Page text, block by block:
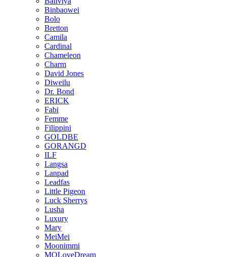
Binbaowei
Bolo
Bretton
Camila
Cardinal
Chameleon
Charm
David Jones
Diweilu
Dr. Bond
ERICK
Fabi
Femme
Filippini
GOLDBE
GORANGD
ILF
Langsa
Lanpad
Leadfas
Little Pigeon
Luck Sherrys
Lusha
Luxury
Mary
MeiMei
Moonimmi
MQLoveDream